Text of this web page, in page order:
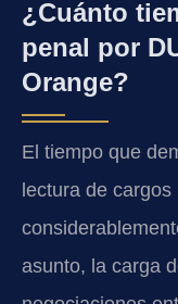
¿Cuánto
penal por
Orange?
El tiempo que
lectura de
asunto, la carga